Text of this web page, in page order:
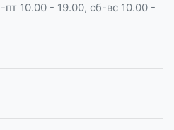
10.00 - 19.00, сб-вс 10.00 -